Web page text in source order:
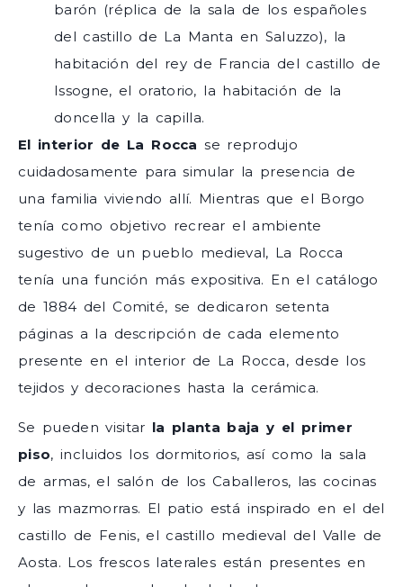
barón (réplica de la sala de los españoles
del castillo de La Manta en Saluzzo), la
habitación del rey de Francia del castillo de
Issogne, el oratorio, la habitación de la
doncella y la capilla.
El interior de La Rocca se reprodujo
cuidadosamente para simular la presencia de
una familia viviendo allí. Mientras que el Borgo
tenía como objetivo recrear el ambiente
sugestivo de un pueblo medieval, La Rocca
tenía una función más expositiva. En el catálogo
de 1884 del Comité, se dedicaron setenta
páginas a la descripción de cada elemento
presente en el interior de La Rocca, desde los
tejidos y decoraciones hasta la cerámica.
Se pueden visitar la planta baja y el primer
piso, incluidos los dormitorios, así como la sala
de armas, el salón de los Caballeros, las cocinas
y las mazmorras. El patio está inspirado en el del
castillo de Fenis, el castillo medieval del Valle de
Aosta. Los frescos laterales están presentes en